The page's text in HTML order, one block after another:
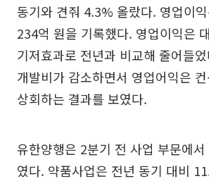
동기와 견줘 4.3% 올랐다. 영업이
234억 원을 기록했다. 영업이익은
기저효과로 전년과 비교해 줄어들
개발비가 감소하면서 영업어익은
상회하는 결과를 보였다.
유한양행은 2분기 전 사업 부문에
였다. 약품사업은 전년 동기 대비